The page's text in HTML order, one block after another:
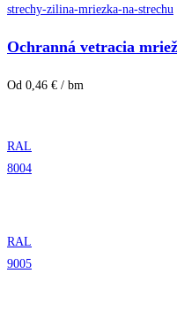
Ochranná vetracia
Od 0,46 € / bm
RAL
8004
RAL
9005